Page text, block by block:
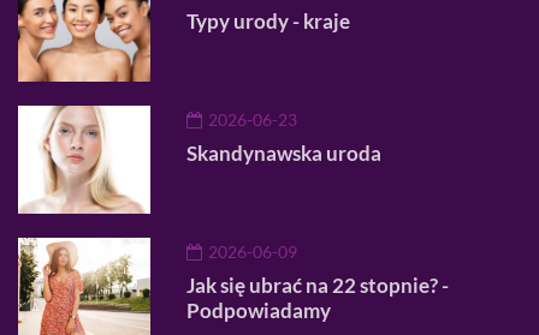
Typy urody - kraje
2026-06-23
Skandynawska uroda
2026-06-09
Jak się ubrać na 22 stopnie? -
Podpowiadamy